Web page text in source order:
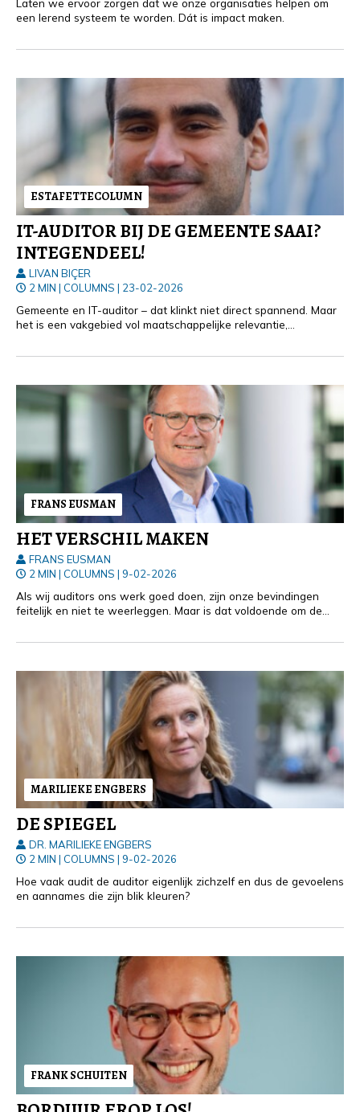
Laten we ervoor zorgen dat we onze organisaties helpen om
een lerend systeem te worden. Dát is impact maken.
ESTAFETTECOLUMN
IT-AUDITOR BIJ DE GEMEENTE SAAI?
INTEGENDEEL!
LIVAN BIÇER
2 MIN | COLUMNS | 23-02-2026
Gemeente en IT-auditor – dat klinkt niet direct spannend. Maar
het is een vakgebied vol maatschappelijke relevantie,
FRANS EUSMAN
HET VERSCHIL MAKEN
FRANS EUSMAN
2 MIN | COLUMNS | 9-02-2026
Als wij auditors ons werk goed doen, zijn onze bevindingen
feitelijk en niet te weerleggen. Maar is dat voldoende om de
MARILIEKE ENGBERS
DE SPIEGEL
DR. MARILIEKE ENGBERS
2 MIN | COLUMNS | 9-02-2026
Hoe vaak audit de auditor eigenlijk zichzelf en dus de gevoelens
en aannames die zijn blik kleuren?
FRANK SCHUITEN